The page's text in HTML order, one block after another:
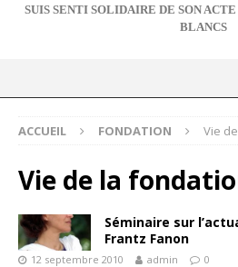
SUIS SENTI SOLIDAIRE DE SON
BLANCS
ACCUEIL FONDATION Vie
Vie de la
Séminaire sur
Frantz Fanon
12 septembre 2010 admin 0